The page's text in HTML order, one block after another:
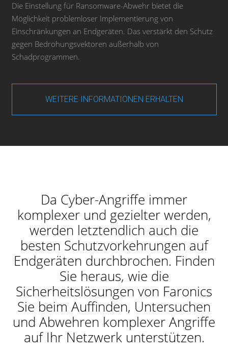
Die Einstellung für Ransomware-Abwehr bietet die
Möglichkeit problemloser Implementierung von
Einschränkungen an Endgeräten. Das verstärkt den Schutz
gegen Bedrohungsvektoren außerhalb von
Schadprogrammen.
WEITERE INFORMATIONEN ERHALTEN
Da Cyber-Angriffe immer
komplexer und gezielter werden,
werden letztendlich auch die
besten Schutzvorkehrungen auf
Endgeräten durchbrochen. Finden
Sie heraus, wie die
Sicherheitslösungen von Faronics
Sie beim Auffinden, Untersuchen
und Abwehren komplexer Angriffe
auf Ihr Netzwerk unterstützen.